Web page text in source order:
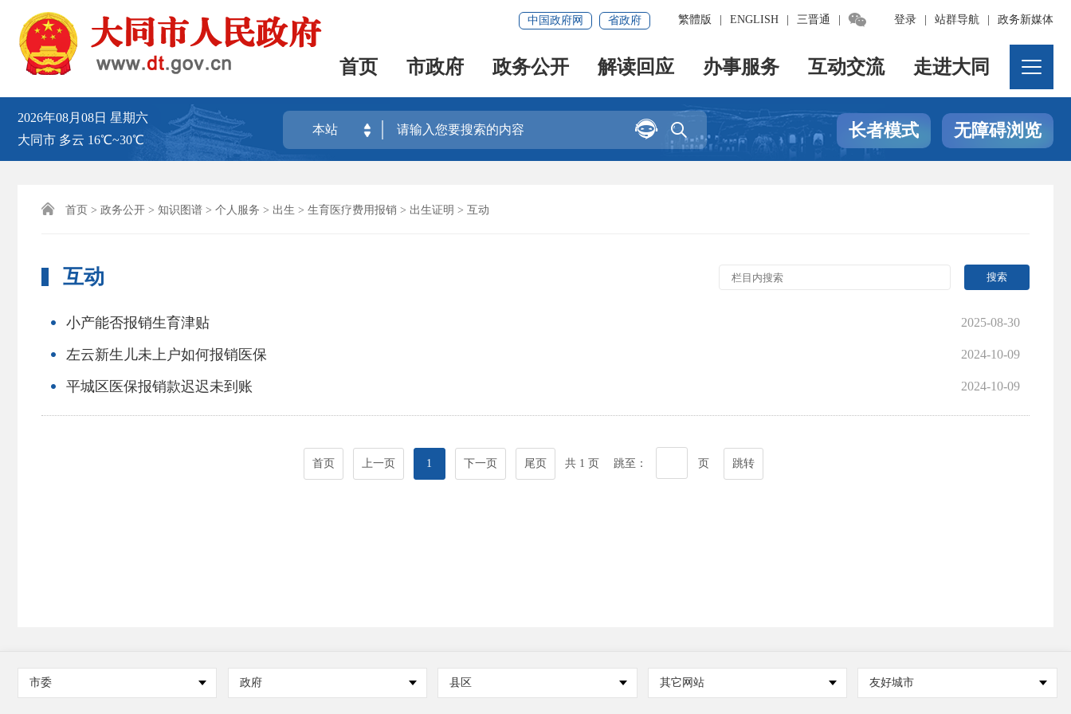
登录 站群导航 政务新媒体
繁體版 ENGLISH 三晋通 
中国政府网 省政府
首页 市政府 政务公开 解读回应 办事服务 互动交流 走进大同
2026年08月08日 星期六
大同市 多云 16℃~30℃
本站 
 长者模式 无障碍浏览
 首页 > 政务公开 > 知识图谱 > 个人服务 > 出生 > 生育医疗费用报销 > 出生证明 > 互动
互动
小产能否报销生育津贴 2025-08-30
左云新生儿未上户如何报销医保 2024-10-09
平城区医保报销款迟迟未到账 2024-10-09
首页 上一页 1 下一页 尾页 共 1 页 跳至： 页 跳转
市委 政府 县区 其它网站 友好城市